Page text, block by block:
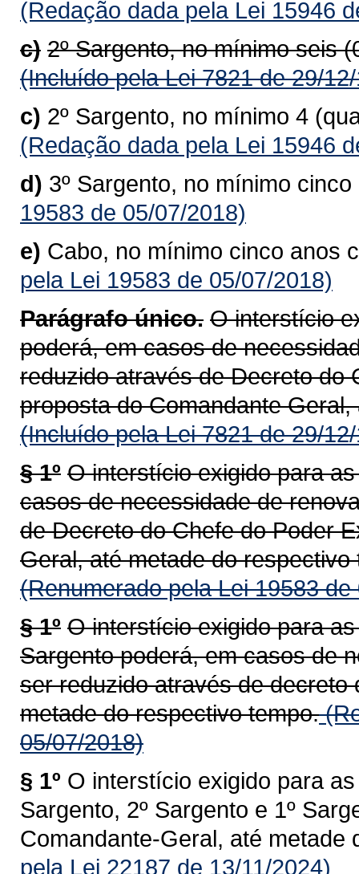
(Redação dada pela Lei 15946
c) 2º Sargento, no mínimo seis
(Incluído pela Lei 7821 de 29/
c) 2º Sargento, no mínimo 4
(Redação dada pela Lei 15946
d) 3º Sargento, no mínimo
19583 de 05/07/2018)
e) Cabo, no mínimo cinco anos
pela Lei 19583 de 05/07/2018)
Parágrafo único. O interstício
poderá, em casos de
reduzido através de Decreto do
proposta do Comandante
(Incluído pela Lei 7821 de 29/
§ 1º O interstício exigido para
casos de necessidade de
de Decreto do Chefe do Poder
Geral, até metade do respectivo
(Renumerado pela Lei 19583 de
§ 1º O interstício exigido para
Sargento poderá, em casos de
ser reduzido através de
metade do respectivo tempo.
05/07/2018)
§ 1º O interstício exigido para
Sargento, 2º Sargento e 1º
Comandante-Geral, até metade
pela Lei 22187 de 13/11/2024)